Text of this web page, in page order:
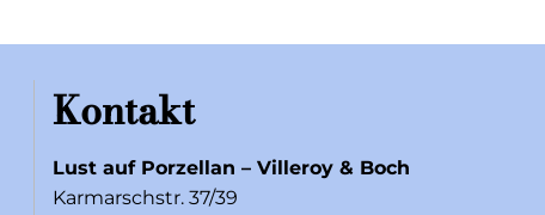
Kontakt
Lust auf Porzellan – Villeroy & Boch
Karmarschstr. 37/39